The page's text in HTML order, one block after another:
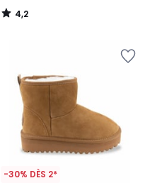
4,2
/
-30% DÈS 2*